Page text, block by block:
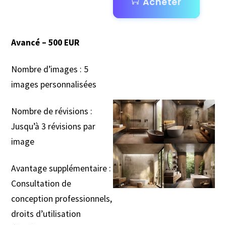
Avancé – 500 EUR
Nombre d’images : 5
images personnalisées
Nombre de révisions :
Jusqu’à 3 révisions par
image
Avantage supplémentaire :
Consultation de
conception professionnels,
droits d’utilisation